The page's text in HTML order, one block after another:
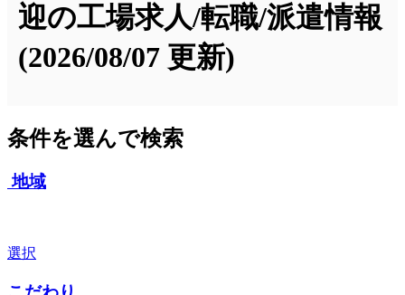
迎の工場求人/転職/派遣情報
(2026/08/07 更新)
条件を選んで検索
地域
選択